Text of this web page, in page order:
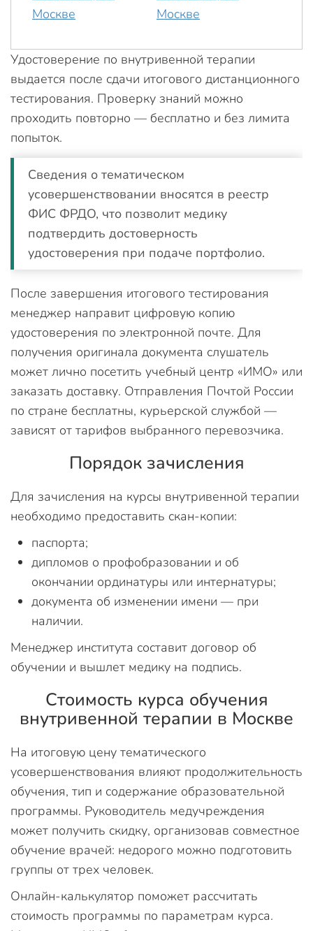
Удостоверение по внутривенной терапии
выдается после сдачи итогового дистанционного
тестирования. Проверку знаний можно
проходить повторно — бесплатно и без лимита
попыток.
Сведения о тематическом
усовершенствовании вносятся в реестр
ФИС ФРДО, что позволит медику
подтвердить достоверность
удостоверения при подаче портфолио.
После завершения итогового тестирования
менеджер направит цифровую копию
удостоверения по электронной почте. Для
получения оригинала документа слушатель
может лично посетить учебный центр «ИМО» или
заказать доставку. Отправления Почтой России
по стране бесплатны, курьерской службой —
зависят от тарифов выбранного перевозчика.
Порядок зачисления
Для зачисления на курсы внутривенной терапии
необходимо предоставить скан-копии:
паспорта;
дипломов о профобразовании и об
окончании ординатуры или интернатуры;
документа об изменении имени — при
наличии.
Менеджер института составит договор об
обучении и вышлет медику на подпись.
Стоимость курса обучения
внутривенной терапии в Москве
На итоговую цену тематического
усовершенствования влияют продолжительность
обучения, тип и содержание образовательной
программы. Руководитель медучреждения
может получить скидку, организовав совместное
обучение врачей: недорого можно подготовить
группы от трех человек.
Онлайн-калькулятор поможет рассчитать
стоимость программы по параметрам курса.